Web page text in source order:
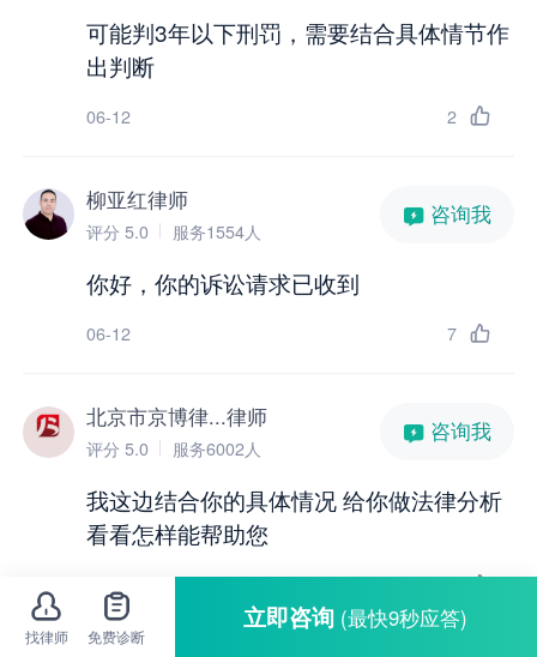
可能判3年以下刑罚，需要结合具体情节作
出判断
2
06-12
柳亚红律师
评分 5.0 服务1554人
咨询我
你好，你的诉讼请求已收到
7
06-12
北京市京博律...律师
评分 5.0 服务6002人
咨询我
我这边结合你的具体情况 给你做法律分析
看看怎样能帮助您
4
找律师 免费诊断
立即咨询 (最快9秒应答)